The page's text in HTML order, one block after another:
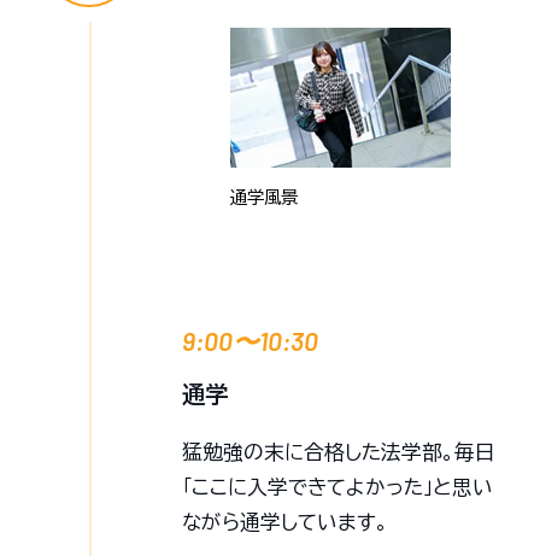
通学風景
9:00〜10:30
通学
猛勉強の末に合格した法学部。毎日
「ここに入学できてよかった」と思い
ながら通学しています。